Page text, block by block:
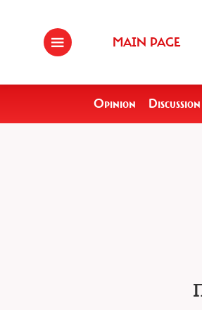
MAIN PAGE
Opinion Discussion